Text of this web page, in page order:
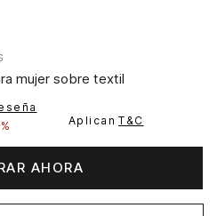
mujer sobre textil
Aplican T&C
AHORA